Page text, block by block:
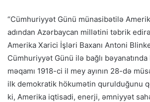
“Cümhuriyyət Günü münasibətilə
adından Azərbaycan millətini təbrik
Amerika Xarici İşləri Baxanı Antoni
Cümhuriyyət Günü ilə bağlı
məqamı 1918-ci il mey ayının 28-də
ilk demokratik hökumətin qurulduğunu
ki, Amerika iqtisadi, enerji, əmniyyət